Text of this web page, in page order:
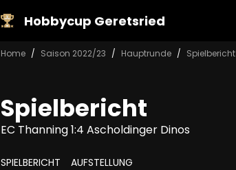
Hobbycup Geretsried
Home Saison 2022/23 Hauptrunde Spielbericht
Spielbericht
EC Thanning 1:4 Ascholdinger Dinos
SPIELBERICHT AUFSTELLUNG